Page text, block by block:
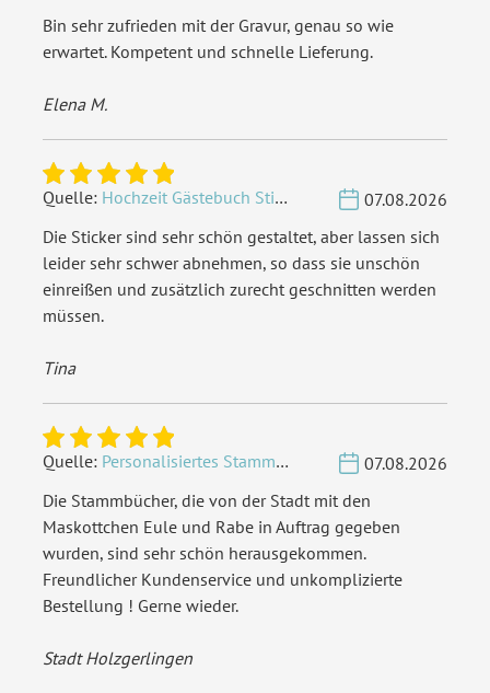
Bin sehr zufrieden mit der Gravur, genau so wie
erwartet. Kompetent und schnelle Lieferung.
Elena M.
Quelle: Hochzeit Gästebuch Sticker 40 Fragen - Weiß
07.08.2026
Die Sticker sind sehr schön gestaltet, aber lassen sich
leider sehr schwer abnehmen, so dass sie unschön
einreißen und zusätzlich zurecht geschnitten werden
müssen.
Tina
Quelle: Personalisiertes Stammbuch - Eigene Gravurdatei hochladen
07.08.2026
Die Stammbücher, die von der Stadt mit den
Maskottchen Eule und Rabe in Auftrag gegeben
wurden, sind sehr schön herausgekommen.
Freundlicher Kundenservice und unkomplizierte
Bestellung ! Gerne wieder.
Stadt Holzgerlingen